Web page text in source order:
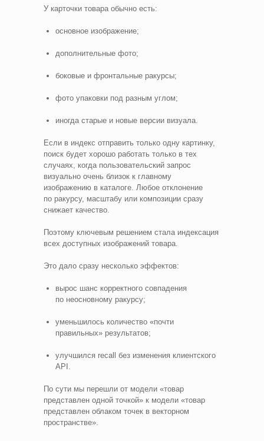
У карточки товара обычно есть:
основное изображение;
дополнительные фото;
боковые и фронтальные ракурсы;
фото упаковки под разным углом;
иногда старые и новые версии визуала.
Если в индекс отправить только одну картинку,
поиск будет хорошо работать только в тех
случаях, когда пользовательский запрос
визуально очень близок к главному
изображению в каталоге. Любое отклонение
по ракурсу, масштабу или композиции сразу
снижает качество.
Поэтому ключевым решением стала индексация
всех доступных изображений товара.
Это дало сразу несколько эффектов:
вырос шанс корректного совпадения
по неосновному ракурсу;
уменьшилось количество «почти
правильных» результатов;
улучшился recall без изменения клиентского
API.
По сути мы перешли от модели «товар
представлен одной точкой» к модели «товар
представлен облаком точек в векторном
пространстве».